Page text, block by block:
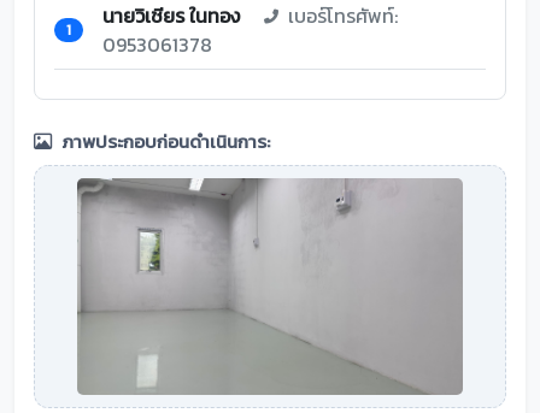
1 นายวิเชียร ในทอง
เบอร์โทรศัพท์:
0953061378
ภาพประกอบก่อนดำเนินการ: